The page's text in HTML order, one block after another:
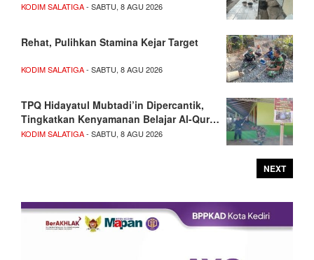
KODIM SALATIGA- SABTU, 8 AGU 2026
Rehat, Pulihkan Stamina Kejar Target
KODIM SALATIGA- SABTU, 8 AGU 2026
TPQ Hidayatul Mubtadi’in Dipercantik,
Tingkatkan Kenyamanan Belajar Al-Qur…
KODIM SALATIGA- SABTU, 8 AGU 2026
NEXT